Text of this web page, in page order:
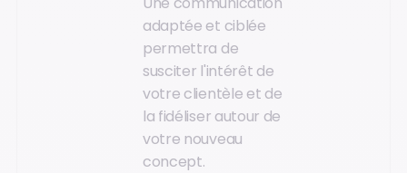
adaptée et ciblée
permettra de
susciter l'intérêt de
votre clientèle et de
la fidéliser autour de
votre nouveau
concept.